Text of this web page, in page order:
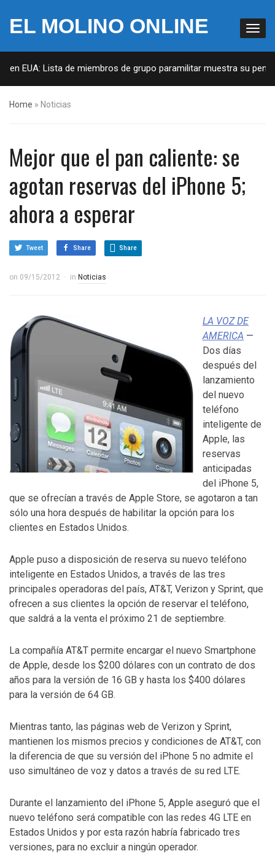
EL MOLINO ONLINE
EUA: Lista de miembros de grupo paramilitar muestra su
Home » Noticias
Mejor que el pan caliente: se
agotan reservas del iPhone 5;
ahora a esperar
Tweet Share Share
on 09/15/2012 in Noticias
LA VOZ DE
AMERICA —
Dos días
después del
lanzamiento
del nuevo
teléfono
inteligente de
Apple, las
reservas
anticipadas
del iPhone 5,
que se ofrecían a través de Apple Store, se agotaron a tan
sólo una hora después de habilitar la opción para los
clientes en Estados Unidos.
Apple puso a disposición de reserva su nuevo teléfono
inteligente en Estados Unidos, a través de las tres
principales operadoras del país, AT&T, Verizon y Sprint, que
ofrecen a sus clientes la opción de reservar el teléfono,
que saldrá a la venta el próximo 21 de septiembre.
La compañía AT&T permite encargar el nuevo Smartphone
de Apple, desde los $200 dólares con un contrato de dos
años para la versión de 16 GB y hasta los $400 dólares
para la versión de 64 GB.
Mientras tanto, las páginas web de Verizon y Sprint,
mantienen los mismos precios y condiciones de AT&T, con
la diferencia de que su versión del iPhone 5 no admite el
uso simultáneo de voz y datos a través de su red LTE.
Durante el lanzamiento del iPhone 5, Apple aseguró que el
nuevo teléfono será compatible con las redes 4G LTE en
Estados Unidos y por esta razón habría fabricado tres
versiones, para no excluir a ningún operador.